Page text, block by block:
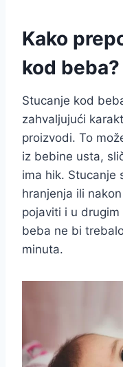
Kako
kod beba?
Stucanje kod
zahvaljujući
proizvodi. To
iz bebine usta,
ima hik. Stucanje
hranjenja ili
pojaviti i u
beba ne bi
minuta.